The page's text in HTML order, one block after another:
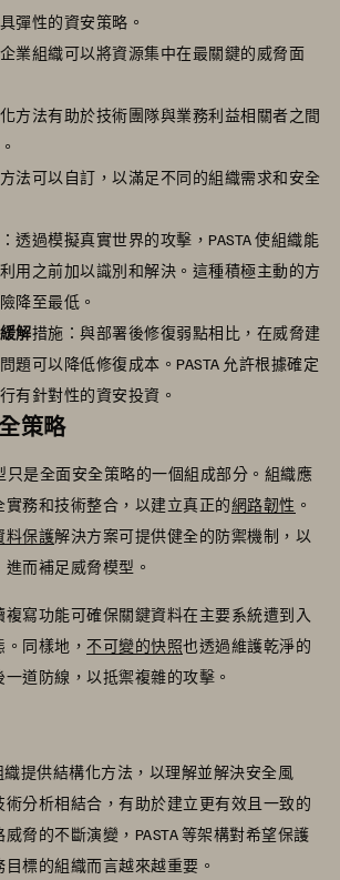
彈性的資安策略。
企業組織可以將資源集中在最關鍵的威脅面
化方法有助於技術團隊與業務利益相關者之間
法可以自訂，以滿足不同的組織需求和安全
：透過模擬真實世界的攻擊，PASTA 使組織能
用之前加以識別和解決。這種積極主動的方
降至最低。
解措施：與部署後修復弱點相比，在威脅建
題可以降低修復成本。PASTA 允許根據確定
有針對性的資安投資。
策略
只是全面安全策略的一個組成部分。組織應
務和技術整合，以建立真正的網路韌性 。
料保護解決方案可提供健全的防禦機制，以
而補足威脅模型。
寫功能可確保關鍵資料在主要系統遭到入
同樣地， 不可變的快照也透過維護乾淨的
道防線，以抵禦複雜的攻擊。
織提供結構化方法，以理解並解決安全風
術分析相結合，有助於建立更有效且一致的
脅的不斷演變，PASTA 等架構對希望保護
標的組織而言越來越重要。